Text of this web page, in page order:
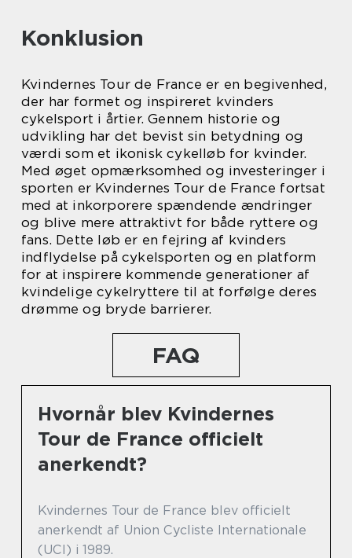
Konklusion
Kvindernes Tour de France er en begivenhed,
der har formet og inspireret kvinders
cykelsport i årtier. Gennem historie og
udvikling har det bevist sin betydning og
værdi som et ikonisk cykelløb for kvinder.
Med øget opmærksomhed og investeringer i
sporten er Kvindernes Tour de France fortsat
med at inkorporere spændende ændringer
og blive mere attraktivt for både ryttere og
fans. Dette løb er en fejring af kvinders
indflydelse på cykelsporten og en platform
for at inspirere kommende generationer af
kvindelige cykelryttere til at forfølge deres
drømme og bryde barrierer.
FAQ
Hvornår blev Kvindernes
Tour de France officielt
anerkendt?
Kvindernes Tour de France blev officielt
anerkendt af Union Cycliste Internationale
(UCI) i 1989.